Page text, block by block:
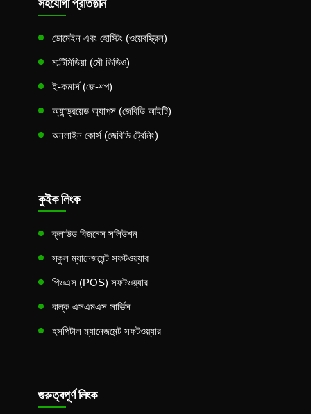
ডোমেইন এবং হোস্টিং (ওয়েবস্ক্রিল)
মাল্টিমিডিয়া (মৌ ভিডিও)
ই-কমার্স (জে-শপ)
অ্যান্ড্রয়েড অ্যাপস (জেবিডি আইটি)
অনলাইন কোর্স (জেবিডি ট্রেনিং)
কুইক লিংক
ক্লাউড বিজনেস সলিউশন
স্কুল ম্যানেজমেন্ট সফটওয়্যার
পিওএস (POS) সফটওয়্যার
বাল্ক এসএমএস সার্ভিস
হসপিটাল ম্যানেজমেন্ট সফটওয়্যার
গুরুত্বপূর্ণ লিংক